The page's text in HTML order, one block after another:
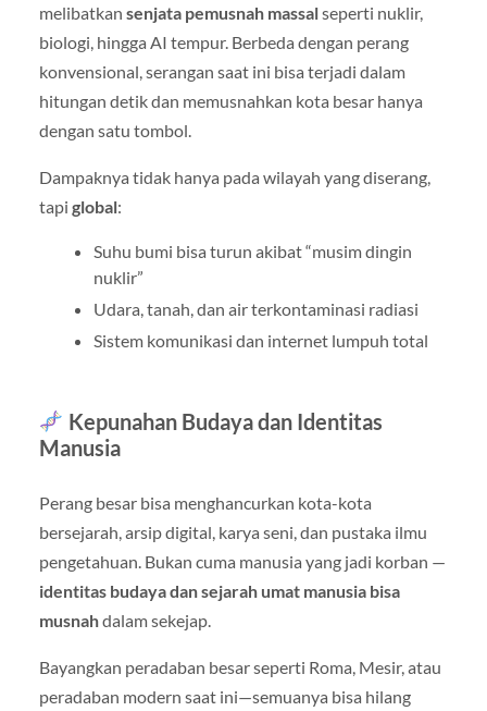
melibatkan senjata pemusnah massalseperti nuklir,
biologi, hingga AI tempur. Berbeda dengan perang
konvensional, serangan saat ini bisa terjadi dalam
hitungan detik dan memusnahkan kota besar hanya
dengan satu tombol.
Dampaknya tidak hanya pada wilayah yang diserang,
tapi global:
Suhu bumi bisa turun akibat “musim dingin
nuklir”
Udara, tanah, dan air terkontaminasi radiasi
Sistem komunikasi dan internet lumpuh total
Kepunahan Budaya dan Identitas
Manusia
Perang besar bisa menghancurkan kota-kota
bersejarah, arsip digital, karya seni, dan pustaka ilmu
pengetahuan. Bukan cuma manusia yang jadi korban —
identitas budaya dan sejarah umat manusia bisa
musnahdalam sekejap.
Bayangkan peradaban besar seperti Roma, Mesir, atau
peradaban modern saat ini—semuanya bisa hilang